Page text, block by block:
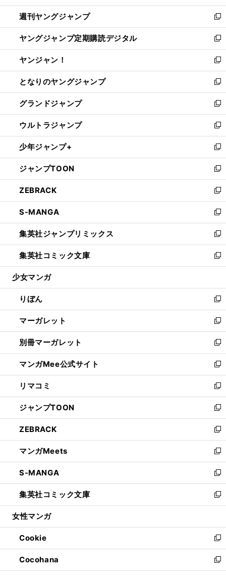
開
く
ウ
で
開
く
ン
ド
ウ
で
開
く
ウ
ィ
ン
ド
ウ
で
開
く
週刊ヤングジャンプ
新
し
い
ウ
ィ
ン
ド
ウ
で
開
く
ヤングジャンプ定期購読デジタル
新
し
い
ウ
ィ
ン
ド
ウ
で
開
く
ヤンジャン！
新
し
い
ウ
ィ
ン
ド
ウ
で
開
く
となりのヤングジャンプ
新
し
い
ウ
ィ
ン
ド
ウ
で
開
く
グランドジャンプ
新
し
い
ウ
ィ
ン
ド
ウ
で
開
く
ウルトラジャンプ
新
し
い
ウ
ィ
ン
ド
ウ
で
開
く
少年ジャンプ+
新
し
い
ウ
ィ
ン
ド
ウ
で
開
く
ジャンプTOON
新
し
い
ウ
ィ
ン
ド
ウ
で
開
ZEBRACK
新
し
い
ウ
ィ
ン
ド
ウ
開
く
S-MANGA
新
し
い
ウ
ィ
ン
ウ
で
開
く
集英社ジャンプリミックス
新
し
い
ウ
ン
ド
ウ
で
開
く
集英社コミック文庫
新
し
ウ
ィ
ン
ド
ウ
で
開
く
少女マンガ
りぼん
新
し
い
ウ
ィ
ン
ド
ウ
で
開
く
マーガレット
新
し
い
ウ
ィ
ン
ド
ウ
で
開
く
別冊マーガレット
新
し
い
ウ
ィ
ン
ド
ウ
で
開
く
マンガMee公式サイト
新
し
い
ウ
ィ
ン
ド
ウ
で
開
く
リマコミ
新
し
い
ウ
ィ
ン
ド
ウ
で
開
く
ジャンプTOON
新
し
い
ウ
ィ
ン
ド
ウ
で
開
ZEBRACK
新
し
い
ウ
ィ
ン
ド
ウ
開
く
マンガMeets
新
し
い
ウ
ィ
ン
ウ
で
開
く
S-MANGA
新
し
い
ウ
ン
ド
ウ
で
開
集英社コミック文庫
新
し
ウ
ィ
ン
ド
ウ
女性マンガ
Cookie
新
し
い
ウ
Cocohana
新
し